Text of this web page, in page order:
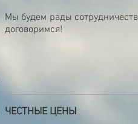
Мы будем рады
договоримся!
ЧЕСТНЫЕ ЦЕНЫ